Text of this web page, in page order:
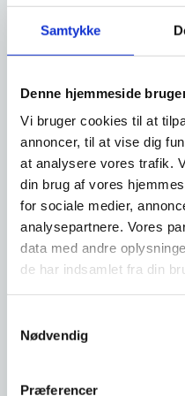
Samtykke
Denne hjemmeside
Vi bruger cookies til at
annoncer, til at vise dig
at analysere vores trafik.
din brug af vores
for sociale medier,
analysepartnere. Vores
data med andre
de har indsamlet fra din
Nødvendig
Præferencer
til arkiv, højst i fem år efter
offentlighedslovens
hensyn til offentlighed i
Rigsrevisionens og
8. Automatiske
profilering
forbindelse med